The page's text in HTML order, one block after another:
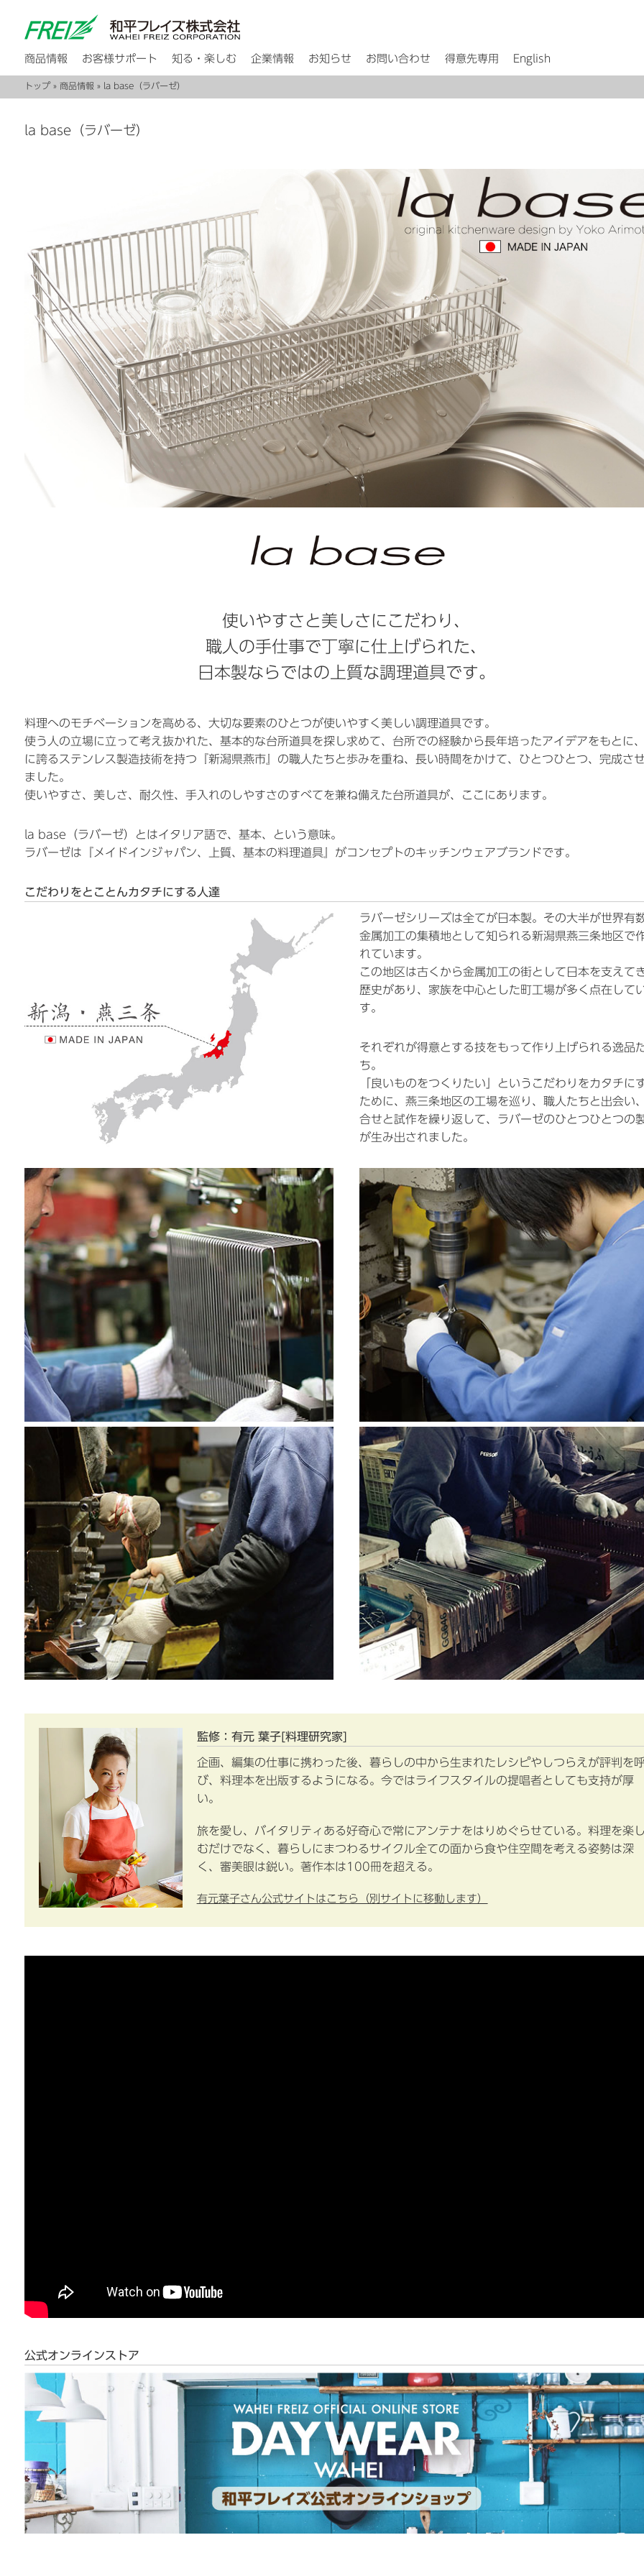
商品情報 お客様サポート 知る・楽しむ 企業情報 お知らせ お問い合わせ 得意先専用 English
トップ» 商品情報 » la base（ラバーゼ）
la base（ラバーゼ）
使いやすさと美しさにこだわり、
職人の手仕事で丁寧に仕上げられた、
日本製ならではの上質な調理道具です。
料理へのモチベーションを高める、大切な要素のひとつが使いやすく美しい調理道具です。
使う人の立場に立って考え抜かれた、基本的な台所道具を探し求めて、台所での経験から長年培ったアイデアをもとに
に誇るステンレス製造技術を持つ『新潟県燕市』の職人たちと歩みを重ね、長い時間をかけて、ひとつひとつ、完成さ
ました。
使いやすさ、美しさ、耐久性、手入れのしやすさのすべてを兼ね備えた台所道具が、ここにあります。
la base（ラバーゼ）とはイタリア語で、基本、という意味。
ラバーゼは『メイドインジャパン、上質、基本の料理道具』がコンセプトのキッチンウェアブランドです。
こだわりをとことんカタチにする人達
ラバーゼシリーズは全てが日本製。その大半が世界有
金属加工の集積地として知られる新潟県燕三条地区で
れています。
この地区は古くから金属加工の街として日本を支えて
歴史があり、家族を中心とした町工場が多く点在して
す。
それぞれが得意とする技をもって作り上げられる逸品
ち。
「良いものをつくりたい」というこだわりをカタチに
ために、燕三条地区の工場を巡り、職人たちと出会い
合せと試作を繰り返して、ラバーゼのひとつひとつの
が生み出されました。
監修：有元 葉子[料理研究家]
企画、編集の仕事に携わった後、暮らしの中から生まれたレシピやしつらえが評判を
び、料理本を出版するようになる。今ではライフスタイルの提唱者としても支持が厚
い。
旅を愛し、バイタリティある好奇心で常にアンテナをはりめぐらせている。料理を楽
むだけでなく、暮らしにまつわるサイクル全ての面から食や住空間を考える姿勢は深
く、審美眼は鋭い。著作本は100冊を超える。
有元葉子さん公式サイトはこちら（別サイトに移動します）
公式オンラインストア